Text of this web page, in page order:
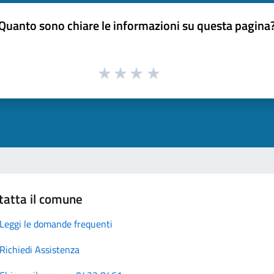
sono chiare le informazioni su questa
il comune
Leggi le domande frequenti
Richiedi Assistenza